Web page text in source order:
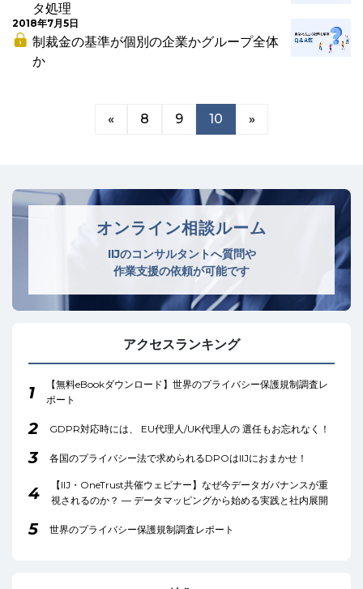
タ処理
2018年7月5日
制裁金の基準が個別の企業かグループ全体
か
« 8 9 10 »
オンライン相談ルーム
IIJのコンサルタントへ質問や
作業支援の依頼が可能です
アクセスランキング
1
【無料eBookダウンロード】世界のプライバシー保護規制調査レ
ポート
2 GDPR対応時には、 EU代理人/UK代理人の 選任もお忘れなく！
3 各国のプライバシー法で求められるDPOはIIJにおまかせ！
4
【IIJ・OneTrust共催ウェビナー】なぜ今データガバナンスが重
視されるのか？ ― データマッピングから始める実践と社内展開
5 世界のプライバシー保護規制調査レポート